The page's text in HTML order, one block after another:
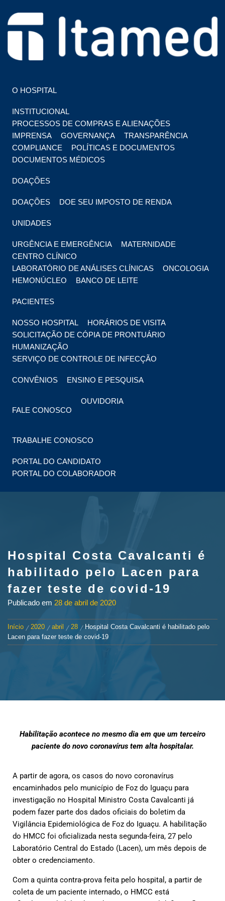
HOSPITAL EM FOZ DO IGUAÇU
O HOSPITAL
INSTITUCIONAL
PROCESSOS DE COMPRAS E ALIENAÇÕES
IMPRENSA
GOVERNANÇA
TRANSPARÊNCIA
COMPLIANCE
POLÍTICAS E DOCUMENTOS
DOCUMENTOS MÉDICOS
DOAÇÕES
DOAÇÕES DOE SEU IMPOSTO DE RENDA
UNIDADES
URGÊNCIA E EMERGÊNCIA
MATERNIDADE
CENTRO CLÍNICO
LABORATÓRIO DE ANÁLISES CLÍNICAS
ONCOLOGIA
HEMONÚCLEO
BANCO DE LEITE
PACIENTES
NOSSO HOSPITAL
HORÁRIOS DE VISITA
SOLICITAÇÃO DE CÓPIA DE PRONTUÁRIO
HUMANIZAÇÃO
SERVIÇO DE CONTROLE DE INFECÇÃO
CONVÊNIOS ENSINO E PESQUISA
FALE CONOSCO
OUVIDORIA
TRABALHE CONOSCO
PORTAL DO CANDIDATO
PORTAL DO COLABORADOR
Hospital Costa Cavalcanti é
habilitado pelo Lacen para
fazer teste de covid-19
Publicado em 28 de abril de 2020
Início 2020 abril 28
Hospital Costa Cavalcanti é habilitado pelo
Lacen para fazer teste de covid-19
Habilitação acontece no mesmo dia em que um terceiro
paciente do novo coronavírus tem alta hospitalar.
A partir de agora, os casos do novo coronavírus
encaminhados pelo município de Foz do Iguaçu para
investigação no Hospital Ministro Costa Cavalcanti já
podem fazer parte dos dados oficiais do boletim da
Vigilância Epidemiológica de Foz do Iguaçu. A habilitação
do HMCC foi oficializada nesta segunda-feira, 27 pelo
Laboratório Central do Estado (Lacen), um mês depois de
obter o credenciamento.
Com a quinta contra-prova feita pelo hospital, a partir de
coleta de um paciente internado, o HMCC está